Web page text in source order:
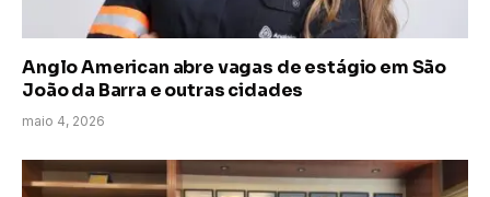
Anglo American abre vagas de estágio em São
João da Barra e outras cidades
maio 4, 2026